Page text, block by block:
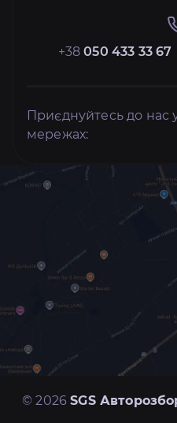
+38050 433 33 67
Приєднуйтесь до нас
мережах:
© 2026SGS